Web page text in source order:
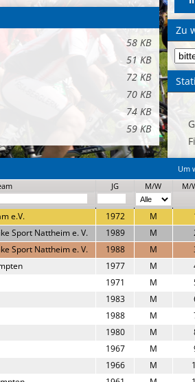
58 KB
51 KB
72 KB
70 KB
74 KB
59 KB
Zu
Um
JG M/W M/
e.V. 1972 M
Sport Nattheim e. V. 1989 M
Sport Nattheim e. V. 1988 M
1977 M
1971 M
1983 M
1988 M
1980 M
1967 M
1966 M